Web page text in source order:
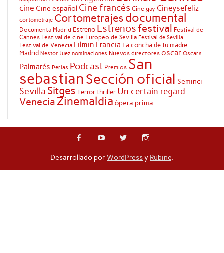
cine Cine español Cine francés Cine gay Cineysefeliz
cortometraje Cortometrajes documental
Documenta Madrid Estreno Estrenos festival Festival de
Cannes Festival de cine Europeo de Sevilla Festival de Sevilla
Festival de Venecia Filmin Francia La concha de tu madre
Madrid Nestor Juez nominaciones Nuevos directores oscar Oscars
Palmarés Perlas Podcast Premios San
sebastianSección oficial Seminci
Sevilla Sitges Terrorthriller Un certain regard
Venecia Zinemaldia ópera prima
Desarrollado por WordPressy Rubine